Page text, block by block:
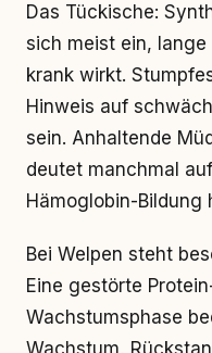
Das Tückische:
sich meist ein,
krank wirkt.
Hinweis auf
sein. Anhaltende
deutet manchmal
Hämoglobin-Bildung
Bei Welpen steht
Eine gestörte
Wachstumsphase
Wachstum,